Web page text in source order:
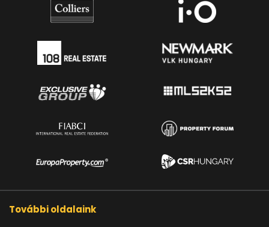
További oldalaink